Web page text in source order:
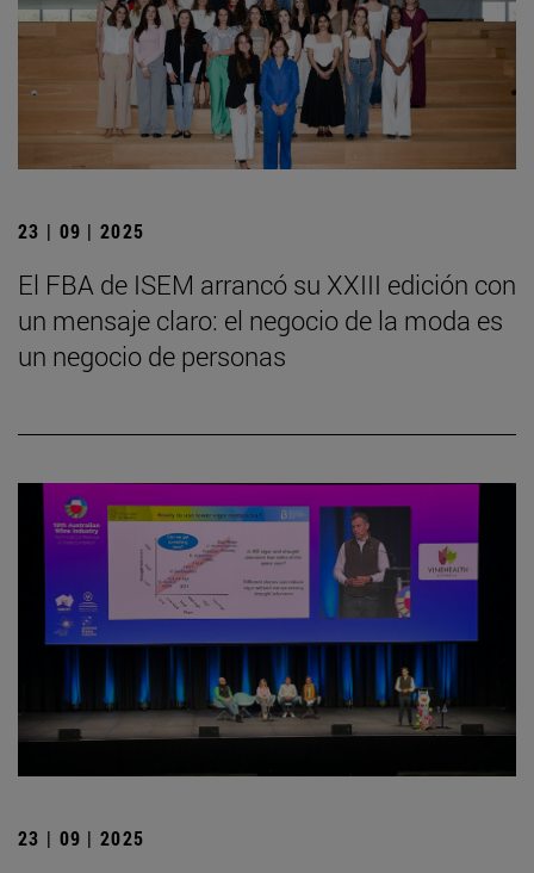
23 | 09 | 2025
El FBA de ISEM arrancó su XXIII edición con
un mensaje claro: el negocio de la moda es
un negocio de personas
23 | 09 | 2025